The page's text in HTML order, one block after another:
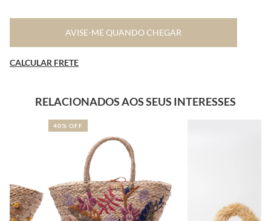
AVISE-ME QUANDO CHEGAR
CALCULAR FRETE
RELACIONADOS AOS SEUS INTERESSES